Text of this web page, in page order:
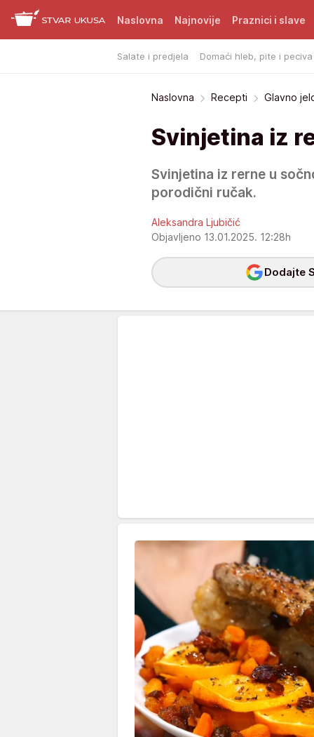
Naslovna Najnovije Praznici i slave
Salate i predjela Domaći hleb, pite i peciva
Naslovna Recepti Glavno
Svinjetina iz
Svinjetina iz rerne u
porodični ručak.
Aleksandra Ljubičić
Objavljeno 13.01.2025. 12:28h
Dodajte